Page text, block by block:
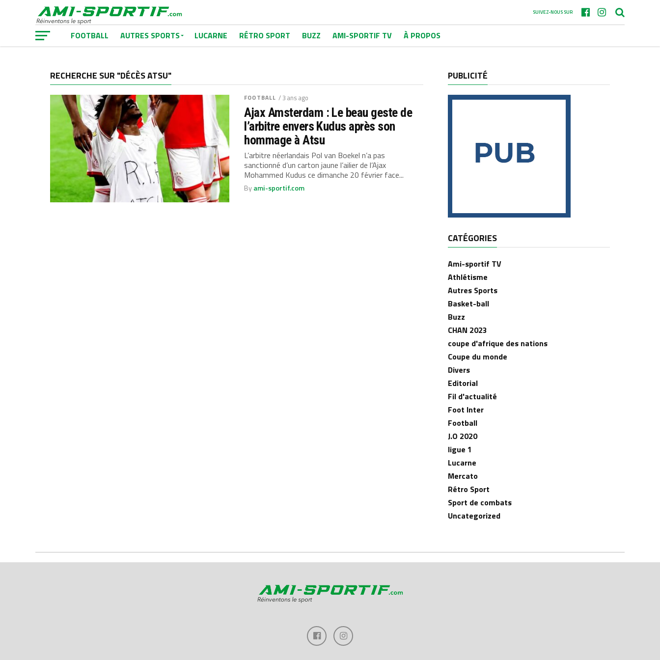
SUIVEZ-NOUS SUR
FOOTBALL AUTRES SPORTS LUCARNE RÉTRO SPORT BUZZ AMI-SPORTIF TV À PROPOS
RECHERCHE SUR "DÉCÈS ATSU"
FOOTBALL / 3 ans ago
Ajax Amsterdam : Le beau geste de
l’arbitre envers Kudus après son
hommage à Atsu
L’arbitre néerlandais Pol van Boekel n’a pas
sanctionné d’un carton jaune l’ailier de l’Ajax
Mohammed Kudus ce dimanche 20 février face...
Byami-sportif.com
PUBLICITÉ
CATÉGORIES
Ami-sportif TV
Athlétisme
Autres Sports
Basket-ball
Buzz
CHAN 2023
coupe d'afrique des nations
Coupe du monde
Divers
Editorial
Fil d'actualité
Foot Inter
Football
J.O 2020
ligue 1
Lucarne
Mercato
Rétro Sport
Sport de combats
Uncategorized